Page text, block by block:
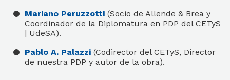
Mariano Peruzzotti (Socio de Allende & Brea y
Coordinador de la Diplomatura en PDP del CETyS
| UdeSA).
Pablo A. Palazzi (Codirector del CETyS, Director
de nuestra PDP y autor de la obra).